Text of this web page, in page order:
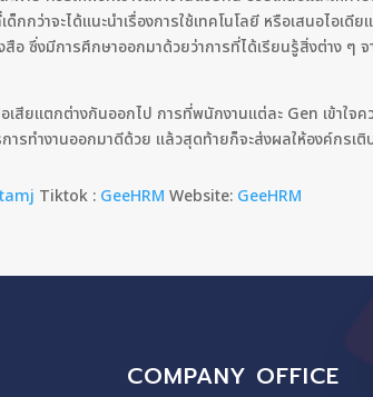
กกว่าจะได้แนะนำเรื่องการใช้เทคโนโลยี หรือเสนอไอ
งสือ ซึ่งมีการศึกษาออกมาด้วยว่าการที่ได้เรียนรู้สิ่งต่าง
ยแตกต่างกันออกไป การที่พนักงานแต่ละ Gen เข้าใจค
ารทำงานออกมาดีด้วย แล้วสุดท้ายก็จะส่งผลให้องค์กรเ
Tiktok : GeeHRM Website: GeeHRM
COMPANY OFFICE